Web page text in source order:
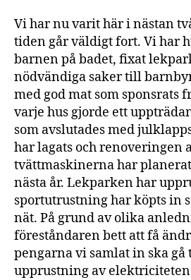
Vi har nu varit här i nästan
tiden går väldigt fort. Vi har
barnen på badet, fixat
nödvändiga saker till
med god mat som sponsrats
varje hus gjorde ett
som avslutades med
har lagats och renoveringen
tvättmaskinerna har
nästa år. Lekparken har
sportutrustning har köpts in
nät. På grund av olika
föreståndaren bett att få
pengarna vi samlat in ska gå
upprustning av